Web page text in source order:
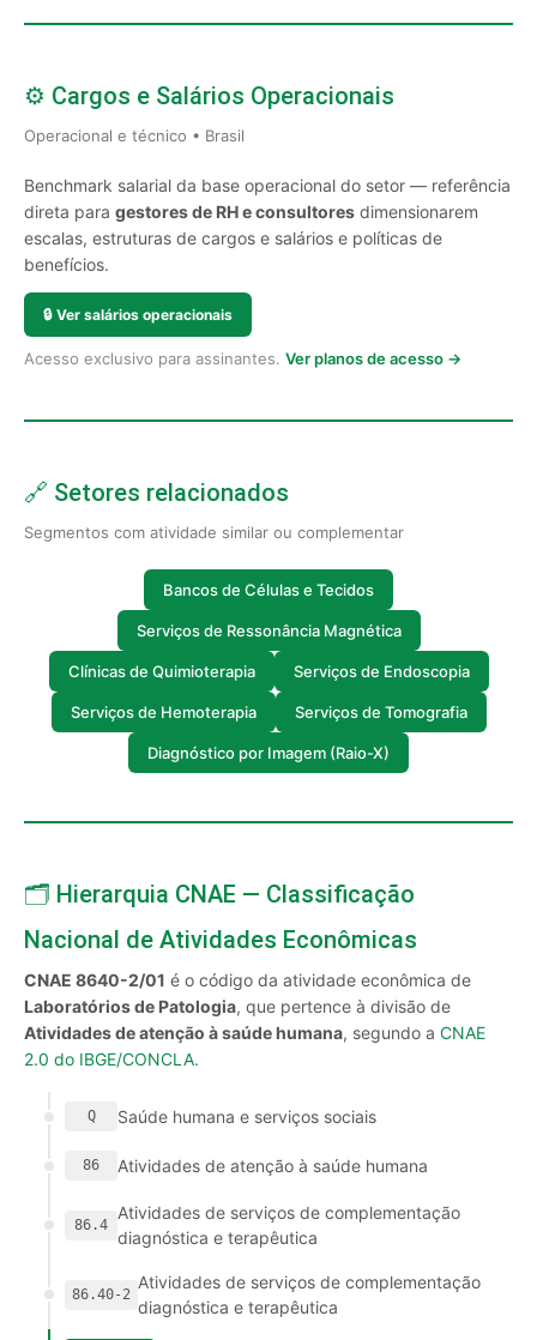
⚙️ Cargos e Salários Operacionais
Operacional e técnico • Brasil
Benchmark salarial da base operacional do setor — referência
direta para gestores de RH e consultores dimensionarem
escalas, estruturas de cargos e salários e políticas de
benefícios.
🔒 Ver salários operacionais
Acesso exclusivo para assinantes. Ver planos de acesso →
🔗 Setores relacionados
Segmentos com atividade similar ou complementar
Bancos de Células e Tecidos
Serviços de Ressonância Magnética
Clínicas de Quimioterapia Serviços de Endoscopia
Serviços de Hemoterapia Serviços de Tomografia
Diagnóstico por Imagem (Raio-X)
🗂️ Hierarquia CNAE — Classificação
Nacional de Atividades Econômicas
CNAE 8640-2/01 é o código da atividade econômica de
Laboratórios de Patologia, que pertence à divisão de
Atividades de atenção à saúde humana, segundo a CNAE
2.0 do IBGE/CONCLA.
Q Saúde humana e serviços sociais
86 Atividades de atenção à saúde humana
86.4
Atividades de serviços de complementação
diagnóstica e terapêutica
86.40-2
Atividades de serviços de complementação
diagnóstica e terapêutica